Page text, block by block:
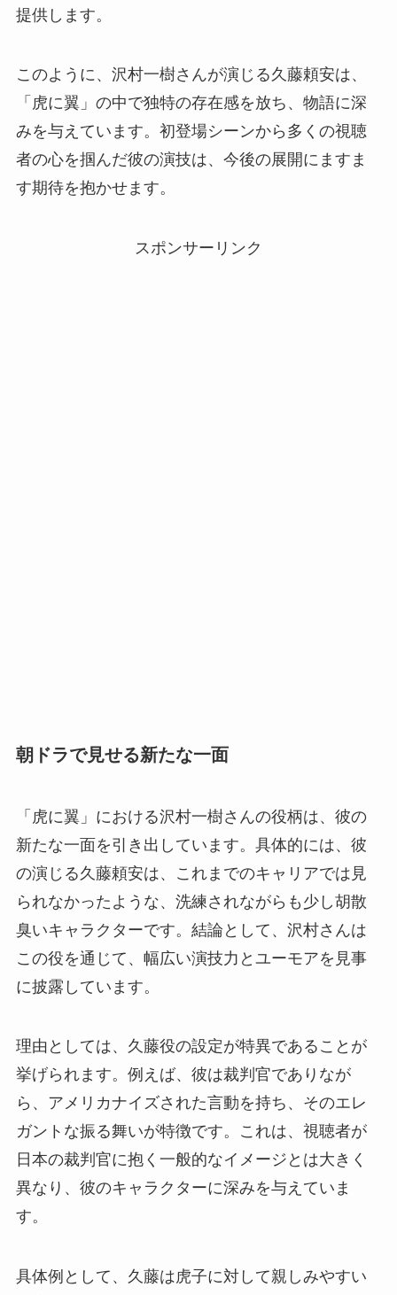
提供します。
このように、沢村一樹さんが演じる久藤頼安は、
「虎に翼」の中で独特の存在感を放ち、物語に深
みを与えています。初登場シーンから多くの視聴
者の心を掴んだ彼の演技は、今後の展開にますま
す期待を抱かせます。
スポンサーリンク
朝ドラで見せる新たな一面
「虎に翼」における沢村一樹さんの役柄は、彼の
新たな一面を引き出しています。具体的には、彼
の演じる久藤頼安は、これまでのキャリアでは見
られなかったような、洗練されながらも少し胡散
臭いキャラクターです。結論として、沢村さんは
この役を通じて、幅広い演技力とユーモアを見事
に披露しています。
理由としては、久藤役の設定が特異であることが
挙げられます。例えば、彼は裁判官でありなが
ら、アメリカナイズされた言動を持ち、そのエレ
ガントな振る舞いが特徴です。これは、視聴者が
日本の裁判官に抱く一般的なイメージとは大きく
異なり、彼のキャラクターに深みを与えていま
す。
具体例として、久藤は虎子に対して親しみやすい